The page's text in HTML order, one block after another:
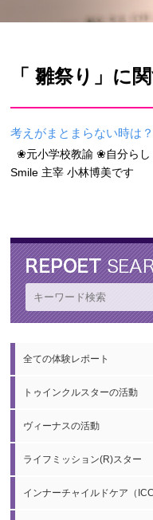
「 雛祭り」に
考えがまとまらない時は
❀元小学校教諭 ❀自分ら
Smile 主宰 小林博美で
全ての体験レポート
トゥインクルスターの活動
ヴィーナスの活動
ライフミッション(R)スター
インナーチャイルドケア（ICC